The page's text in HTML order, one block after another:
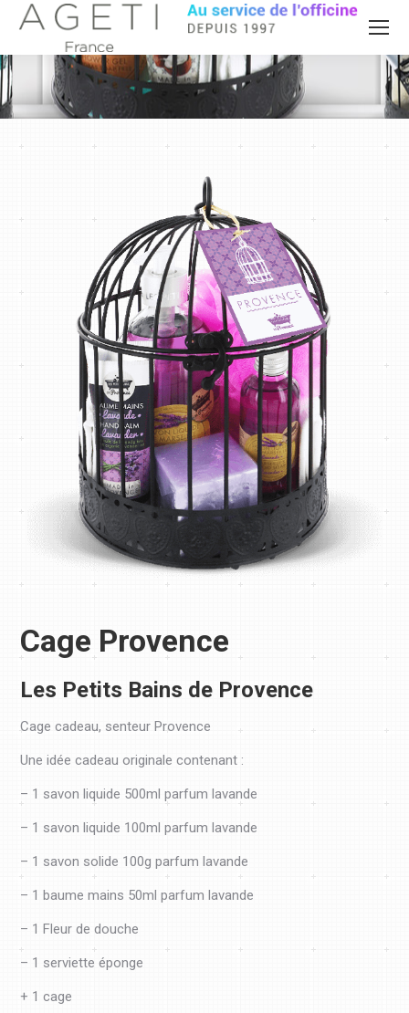
Cage Provence
Les Petits Bains de Provence
Cage cadeau, senteur Provence
Une idée cadeau originale contenant :
– 1 savon liquide 500ml parfum lavande
– 1 savon liquide 100ml parfum lavande
– 1 savon solide 100g parfum lavande
– 1 baume mains 50ml parfum lavande
– 1 Fleur de douche
– 1 serviette éponge
+ 1 cage